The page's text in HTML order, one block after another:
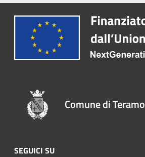
Comune di Teramo
SEGUICI SU